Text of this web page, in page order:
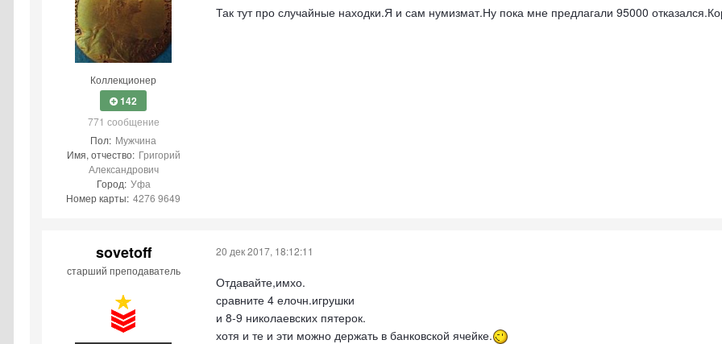
Коллекционер
142
771 сообщение
Пол: Мужчина
Имя, отчество: Григорий
Александрович
Город: Уфа
Номер карты: 4276 9649
Так тут про случайные находки.Я и сам нумизмат.Ну пока мне предлагали 95000
sovetoff
старший преподаватель
20 дек 2017, 18:12:11
Отдавайте,имхо.
сравните 4 елочн.игрушки
и 8-9 николаевских пятерок.
хотя и те и эти можно держать в банковской ячейке.